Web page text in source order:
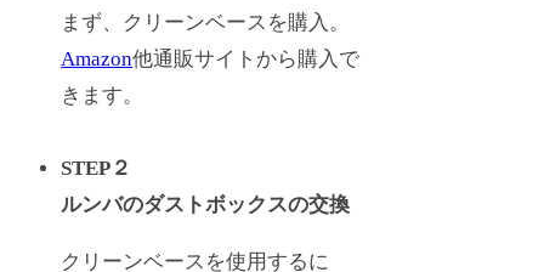
まず、クリーンベースを購入。
Amazon他通販サイトから購入で
きます。
STEP２
ルンバのダストボックスの交換
クリーンベースを使用するに